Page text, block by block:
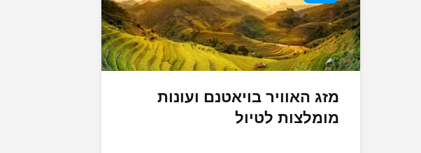
מזג האוויר בויאטנם ועונות
מומלצות לטיול